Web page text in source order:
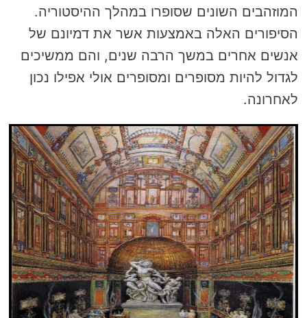
המוזהבים השונים שסופרו במהלך ההיסטוריה.
הסיפורים האלה באמצעות אשר את דמיונם של
אנשים אחרים במשך הרבה שנים, והם ממשיכים
לגדול להיות מסופרים ומסופרים אולי אפילו נכון
לאחרונה.